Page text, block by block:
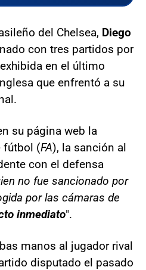
del Chelsea, Diego
con tres partidos por
en el último
que enfrentó a su
su página web la
fútbol (FA), la sanción al
con el defensa
no fue sancionado por
por las cámaras de
inmediato".
manos al jugador rival
disputado el pasado